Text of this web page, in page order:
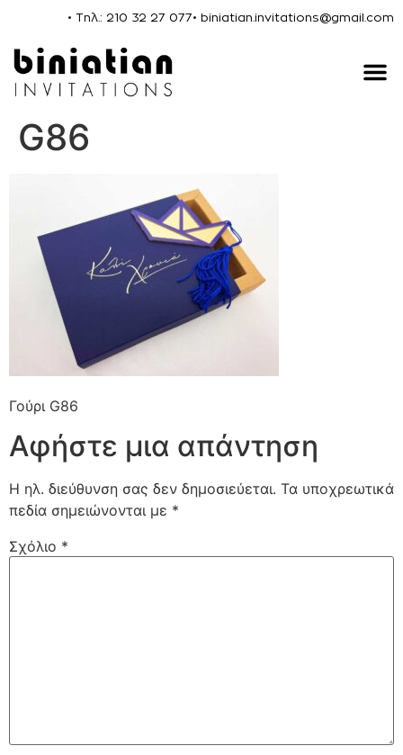
• Τηλ.: 210 32 27 077• biniatian.invitations@gmail.com
G86
Γούρι G86
Αφήστε μια απάντηση
Η ηλ. διεύθυνση σας δεν δημοσιεύεται. Τα υποχρεωτικά
πεδία σημειώνονται με *
Σχόλιο *